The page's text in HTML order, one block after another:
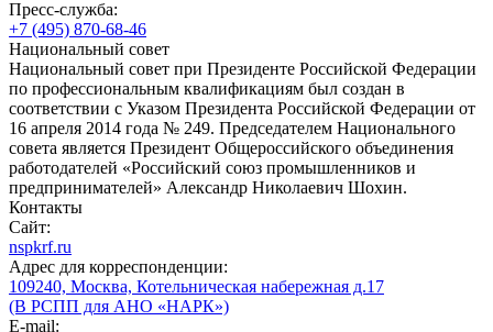
Пресс-служба:
+7 (495) 870-68-46
Национальный совет
Национальный совет при Президенте Российской Федерации
по профессиональным квалификациям был создан в
соответствии с Указом Президента Российской Федерации от
16 апреля 2014 года № 249. Председателем Национального
совета является Президент Общероссийского объединения
работодателей «Российский союз промышленников и
предпринимателей» Александр Николаевич Шохин.
Контакты
Сайт:
nspkrf.ru
Адрес для корреспонденции:
109240, Москва, Котельническая набережная д.17
(В РСПП для АНО «НАРК»)
E-mail: